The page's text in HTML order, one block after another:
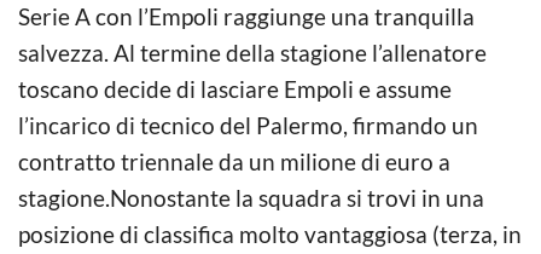
Serie A con l’Empoli raggiunge una tranquilla
salvezza. Al termine della stagione l’allenatore
toscano decide di lasciare Empoli e assume
l’incarico di tecnico del Palermo, firmando un
contratto triennale da un milione di euro a
stagione.Nonostante la squadra si trovi in una
posizione di classifica molto vantaggiosa (terza, in